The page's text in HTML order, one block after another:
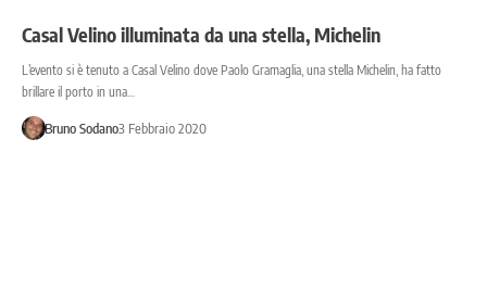
Casal Velino illuminata da una stella, Michelin
L’evento si è tenuto a Casal Velino dove Paolo Gramaglia, una stella Michelin, ha fatto
brillare il porto in una…
Bruno Sodano3 Febbraio 2020